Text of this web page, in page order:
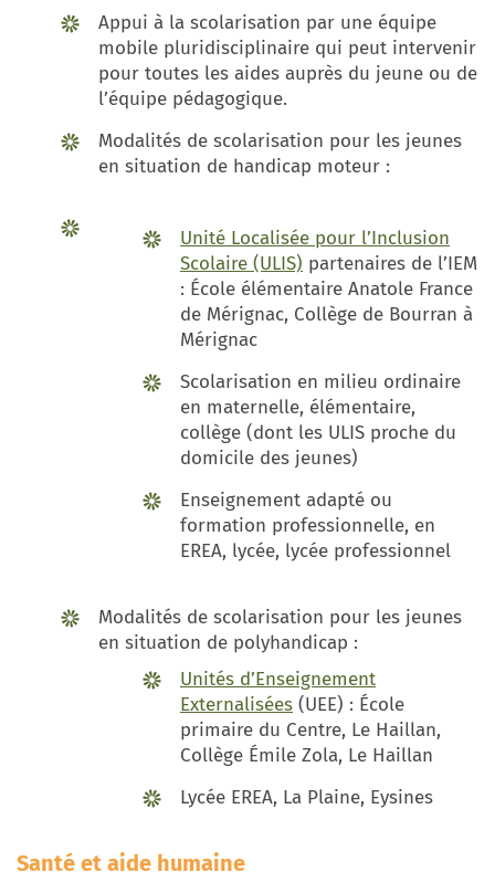
Appui à la scolarisation par une équipe
mobile pluridisciplinaire qui peut intervenir
pour toutes les aides auprès du jeune ou de
l’équipe pédagogique.
Modalités de scolarisation pour les jeunes
en situation de handicap moteur :
Unité Localisée pour l’Inclusion
Scolaire (ULIS) partenaires de l’IEM
: École élémentaire Anatole France
de Mérignac, Collège de Bourran à
Mérignac
Scolarisation en milieu ordinaire
en maternelle, élémentaire,
collège (dont les ULIS proche du
domicile des jeunes)
Enseignement adapté ou
formation professionnelle, en
EREA, lycée, lycée professionnel
Modalités de scolarisation pour les jeunes
en situation de polyhandicap :
Unités d’Enseignement
Externalisées (UEE) : École
primaire du Centre, Le Haillan,
Collège Émile Zola, Le Haillan
Lycée EREA, La Plaine, Eysines
Santé et aide humaine